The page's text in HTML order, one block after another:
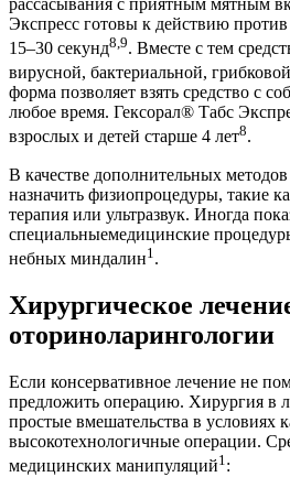
Экспресс готовы к действию
15–30 секунд8,9. Вместе с тем
вирусной, бактериальной,
форма позволяет взять средство с
любое время. Гексорал® Табс
взрослых и детей старше 4 лет8.
В качестве дополнительных
назначить физиопроцедуры, такие
терапия или ультразвук. Иногда
специальныемедицинские
небных миндалин1 .
Хирургическое
оториноларингологии
Если консервативное лечение не
предложить операцию. Хирургия в
простые вмешательства в условиях
высокотехнологичные операции.
медицинских манипуляций1 :